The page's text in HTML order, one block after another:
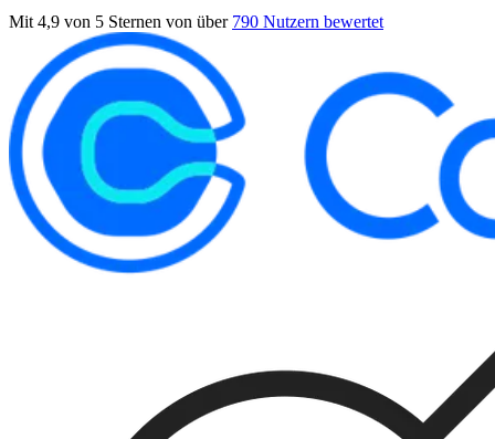
Mit 4,9 von 5 Sternen von über 790 Nutzern bewertet